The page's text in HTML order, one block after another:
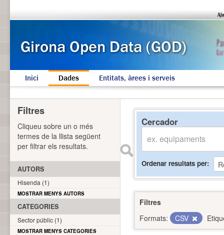
Inici Dades Entitats, àrees i serveis
Cercador
Ordenar resultats per
Filtres
Formats:
CSV
Filtres
Cliqueu sobre un o més
termes de la llista següent
per filtrar els resultats.
AUTORS
Hisenda (1)
MOSTRAR MENYS AUTORS
CATEGORIES
Sector públic (1)
MOSTRAR MENYS CATEGORIES